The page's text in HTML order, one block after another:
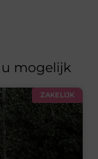
mogelijk
ZAKELIJK